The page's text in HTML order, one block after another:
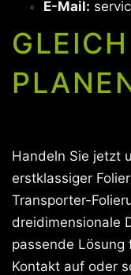
E-Mail:
Handeln Sie jetzt
erstklassiger
Transporter-
dreidimensionale
passende Lösung
Kontakt auf oder